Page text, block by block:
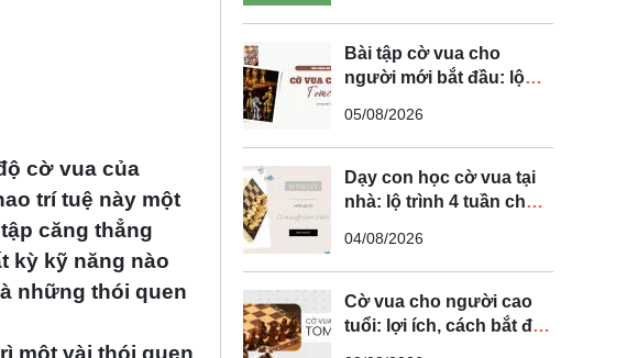
cờ vua của
trí tuệ này một
căng thẳng
kỳ kỹ năng nào
những thói quen
Bài tập cờ vua cho
người mới bắt đầu: lộ
05/08/2026
Dạy con học cờ vua tại
nhà: lộ trình 4 tuần cho
04/08/2026
Cờ vua cho người cao
tuổi: lợi ích, cách bắt đầu